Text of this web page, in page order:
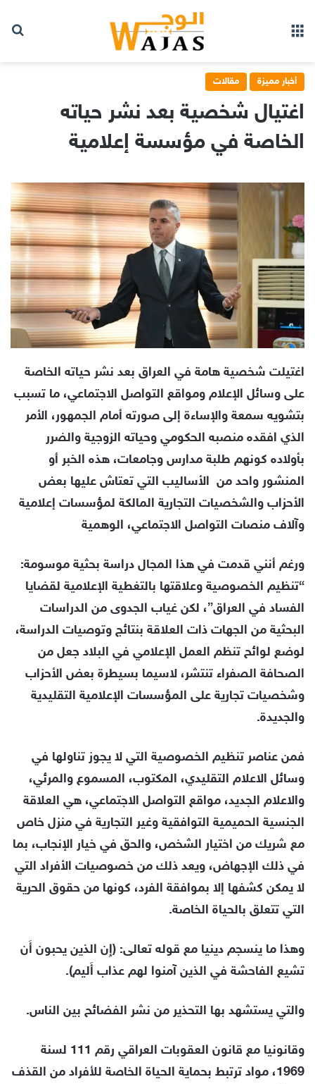
أخبار مميزة مقالات
اغتيال شخصية بعد نشر حياته
الخاصة في مؤسسة إعلامية
اغتيلت شخصية هامة في العراق بعد نشر حياته الخاصة
على وسائل الإعلام ومواقع التواصل الاجتماعي، ما تسبب
بتشويه سمعة والإساءة إلى صورته أمام الجمهور، الأمر
الذي افقده منصبه الحكومي وحياته الزوجية والضرر
بأولاده كونهم طلبة مدارس وجامعات، هذه الخبر أو
المنشور واحد من الأساليب التي تعتاش عليها بعض
الأحزاب والشخصيات التجارية المالكة لمؤسسات إعلامية
وآلاف منصات التواصل الاجتماعي، الوهمية
ورغم أنني قدمت في هذا المجال دراسة بحثية موسومة:
“تنظيم الخصوصية وعلاقتها بالتغطية الإعلامية لقضايا
الفساد في العراق”، لكن غياب الجدوى من الدراسات
البحثية من الجهات ذات العلاقة بنتائج وتوصيات الدراسة،
لوضع لوائح تنظم العمل الإعلامي في البلاد جعل من
الصحافة الصفراء تنتشر، لاسيما بسيطرة بعض الأحزاب
وشخصيات تجارية على المؤسسات الإعلامية التقليدية
والجديدة.
فمن عناصر تنظيم الخصوصية التي لا يجوز تناولها في
وسائل الاعلام التقليدي، المكتوب، المسموع والمرئي،
والاعلام الجديد، مواقع التواصل الاجتماعي، هي العلاقة
الجنسية الحميمية التوافقية وغير التجارية في منزل خاص
مع شريك من اختيار الشخص، والحق في خيار الإنجاب، بما
في ذلك الإجهاض، ويعد ذلك من خصوصيات الأفراد التي
لا يمكن كشفها إلا بموافقة الفرد، كونها من حقوق الحرية
التي تتعلق بالحياة الخاصة.
وهذا ما ينسجم دينيا مع قوله تعالى: (إِن الذين يحبون أَن
تشيع الفاحشة في الذين آمنوا لهم عذاب أَليم).
والتي يستشهد بها التحذير من نشر الفضائح بين الناس.
وقانونيا مع قانون العقوبات العراقي رقم 111 لسنة
1969، مواد ترتبط بحماية الحياة الخاصة للأفراد من القذف